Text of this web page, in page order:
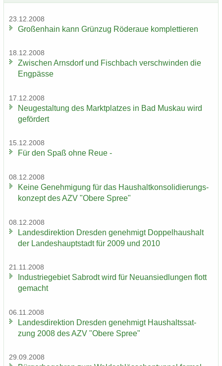
23.12.2008
Gro­ßen­hain kann Grün­zug Rö­der­aue kom­plet­tie­ren
18.12.2008
Zwi­schen Arns­dorf und Fisch­bach ver­schwin­den die
Eng­päs­se
17.12.2008
Neu­ge­stal­tung des Markt­plat­zes in Bad Mus­kau wird
ge­för­dert
15.12.2008
Für den Spaß ohne Reue -
08.12.2008
Keine Ge­neh­mi­gung für das Haus­halt­kon­so­li­die­rungs­
kon­zept des AZV "Obere Spree"
08.12.2008
Lan­des­di­rek­ti­on Dres­den ge­neh­migt Dop­pel­haus­halt
der Lan­des­haupt­stadt für 2009 und 2010
21.11.2008
In­dus­trie­ge­biet Sa­b­rodt wird für Neu­an­sied­lun­gen flott
ge­macht
06.11.2008
Lan­des­di­rek­ti­on Dres­den ge­neh­migt Haus­halts­sat­
zung 2008 des AZV "Obere Spree"
29.09.2008